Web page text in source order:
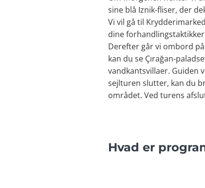
sine blå Iznik-fliser, der
Vi vil gå til
dine
Derefter går vi ombord
kan du se Çırağan-
vandkantsvillaer. Guiden
sejlturen slutter, kan du
området. Ved turens
Hvad er